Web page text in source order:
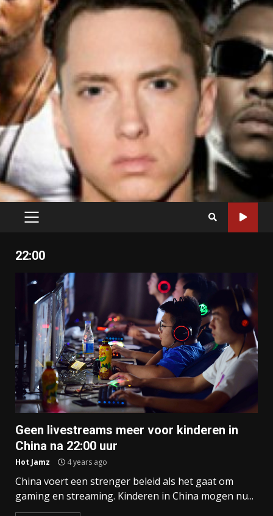
PRIMARY
22:00
Geen livestreams meer voor kinderen in
China na 22:00 uur
Hot Jamz 4 years ago
China voert een strenger beleid als het gaat om
gaming en streaming. Kinderen in China mogen nu...